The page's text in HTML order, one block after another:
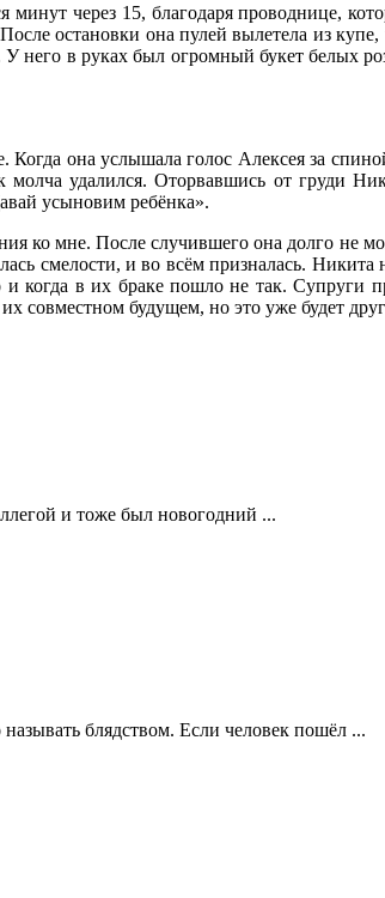
через 15, благодаря проводнице,
остановки она пулей вылетела из
него в руках был огромный букет белых
она услышала голос Алексея за
удалился. Оторвавшись от груди
усыновим ребёнка».
ко мне. После случившего она долго не
смелости, и во всём призналась.
когда в их браке пошло не так. Супруги
совместном будущем, но это уже будет
и тоже был новогодний ...
блядством. Если человек пошёл ...